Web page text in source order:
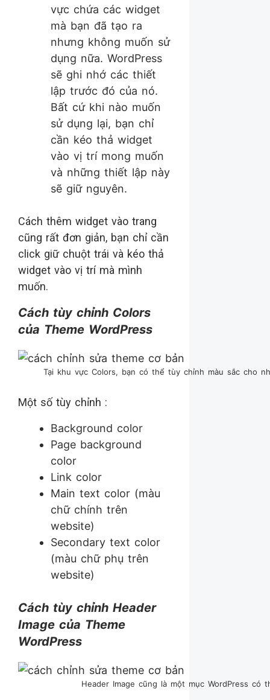
vực chứa các widget
mà bạn đã tạo ra
nhưng không muốn sử
dụng nữa. WordPress
sẽ ghi nhớ các thiết
lập trước đó của nó.
Bất cứ khi nào muốn
sử dụng lại, bạn chỉ
cần kéo thả widget
vào vị trí mong muốn
và những thiết lập này
sẽ giữ nguyên.
Cách thêm widget vào trang
cũng rất đơn giản, bạn chỉ cần
click giữ chuột trái và kéo thả
widget vào vị trí mà mình
muốn.
Cách tùy chỉnh Colors
của Theme WordPress
Tại khu vực Colors, bạn có thể tùy chỉnh màu sắc cho
Một số tùy chỉnh :
Background color
Page background
color
Link color
Main text color (màu
chữ chính trên
website)
Secondary text color
(màu chữ phụ trên
website)
Cách tùy chỉnh Header
Image của Theme
WordPress
Header Image cũng là một mục WordPress có